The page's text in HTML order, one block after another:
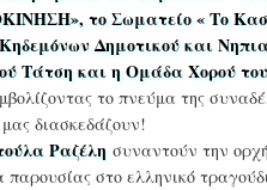
το Σωματείο « Το
Δημοτικού και
Τάτση και η Ομάδα Χορού
το πνεύμα της
διασκεδάζουν!
Ραζέλησυναντούν την
στο ελληνικό